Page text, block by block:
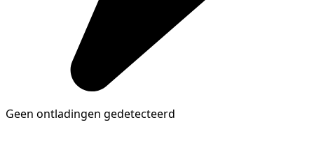
Geen ontladingen gedetecteerd